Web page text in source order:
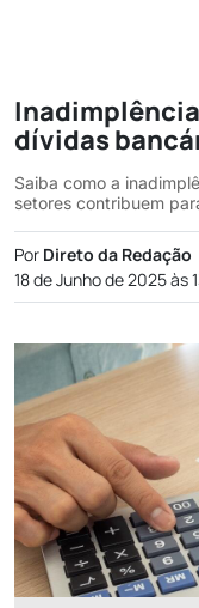
dívidas
Saiba como a
setores contribuem
Por Direto da Redação
18 de Junho de 2025 às